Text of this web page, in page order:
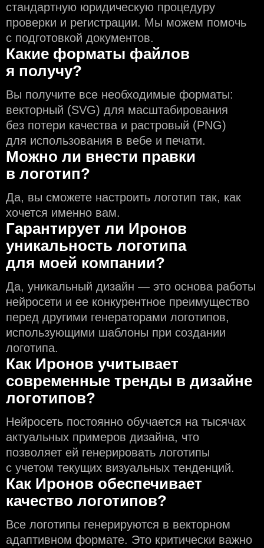
стандартную юридическую процедуру
проверки и регистрации. Мы можем помочь
с подготовкой документов.
Какие форматы файлов
я получу?
Вы получите все необходимые форматы:
векторный (SVG) для масштабирования
без потери качества и растровый (PNG)
для использования в вебе и печати.
Можно ли внести правки
в логотип?
Да, вы сможете настроить логотип так, как
хочется именно вам.
Гарантирует ли Иронов
уникальность логотипа
для моей компании?
Да, уникальный дизайн — это основа работы
нейросети и еe конкурентное преимущество
перед другими генераторами логотипов,
использующими шаблоны при создании
логотипа.
Как Иронов учитывает
современные тренды в дизайне
логотипов?
Нейросеть постоянно обучается на тысячах
актуальных примеров дизайна, что
позволяет ей генерировать логотипы
с учeтом текущих визуальных тенденций.
Как Иронов обеспечивает
качество логотипов?
Все логотипы генерируются в векторном
адаптивном формате. Это критически важно